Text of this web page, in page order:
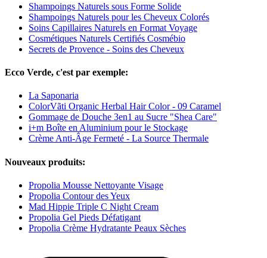
Shampoings Naturels sous Forme Solide
Shampoings Naturels pour les Cheveux Colorés
Soins Capillaires Naturels en Format Voyage
Cosmétiques Naturels Certifiés Cosmébio
Secrets de Provence - Soins des Cheveux
Ecco Verde, c'est par exemple:
La Saponaria
ColorVãti Organic Herbal Hair Color - 09 Caramel
Gommage de Douche 3en1 au Sucre "Shea Care"
i+m Boîte en Aluminium pour le Stockage
Crème Anti-Âge Fermeté - La Source Thermale
Nouveaux produits:
Propolia Mousse Nettoyante Visage
Propolia Contour des Yeux
Mad Hippie Triple C Night Cream
Propolia Gel Pieds Défatigant
Propolia Crème Hydratante Peaux Sèches